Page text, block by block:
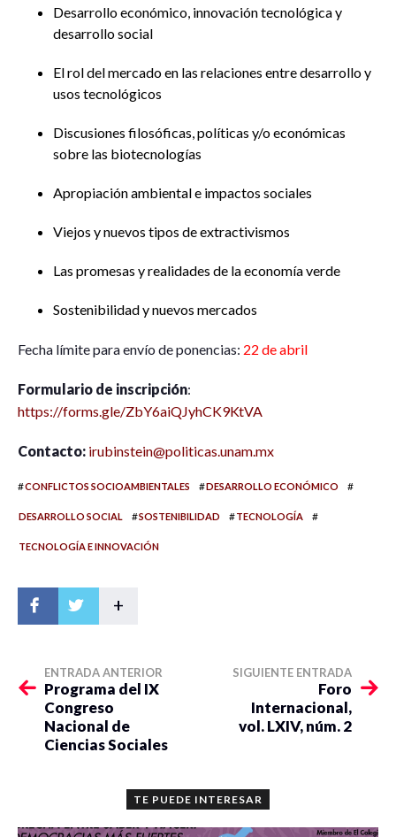
Desarrollo económico, innovación tecnológica y
desarrollo social
El rol del mercado en las relaciones entre desarrollo y
usos tecnológicos
Discusiones filosóficas, políticas y/o económicas
sobre las biotecnologías
Apropiación ambiental e impactos sociales
Viejos y nuevos tipos de extractivismos
Las promesas y realidades de la economía verde
Sostenibilidad y nuevos mercados
Fecha límite para envío de ponencias: 22 de abril
Formulario de inscripción:
https://forms.gle/ZbY6aiQJyhCK9KtVA
Contacto: irubinstein@politicas.unam.mx
#CONFLICTOS SOCIOAMBIENTALES #DESARROLLO ECONÓMICO #
DESARROLLO SOCIAL #SOSTENIBILIDAD #TECNOLOGÍA #
TECNOLOGÍA E INNOVACIÓN
+
ENTRADA ANTERIOR
Programa del IX
Congreso
Nacional de
Ciencias Sociales
SIGUIENTE ENTRADA
Foro
Internacional,
vol. LXIV, núm. 2
TE PUEDE INTERESAR